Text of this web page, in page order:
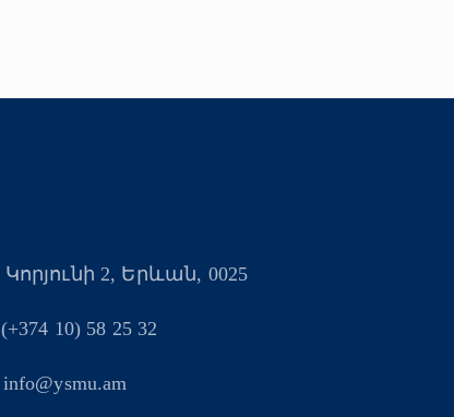
Կորյունի 2, Երևան, 0025
(+374 10) 58 25 32
info@ysmu.am